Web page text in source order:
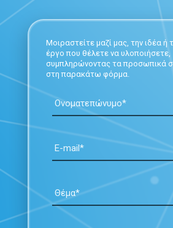
Μοιραστείτε μαζί μας, την ιδέα ή
έργο που θέλετε να υλοποιήσετε,
συμπληρώνοντας τα προσωπικά
στη παρακάτω φόρμα.